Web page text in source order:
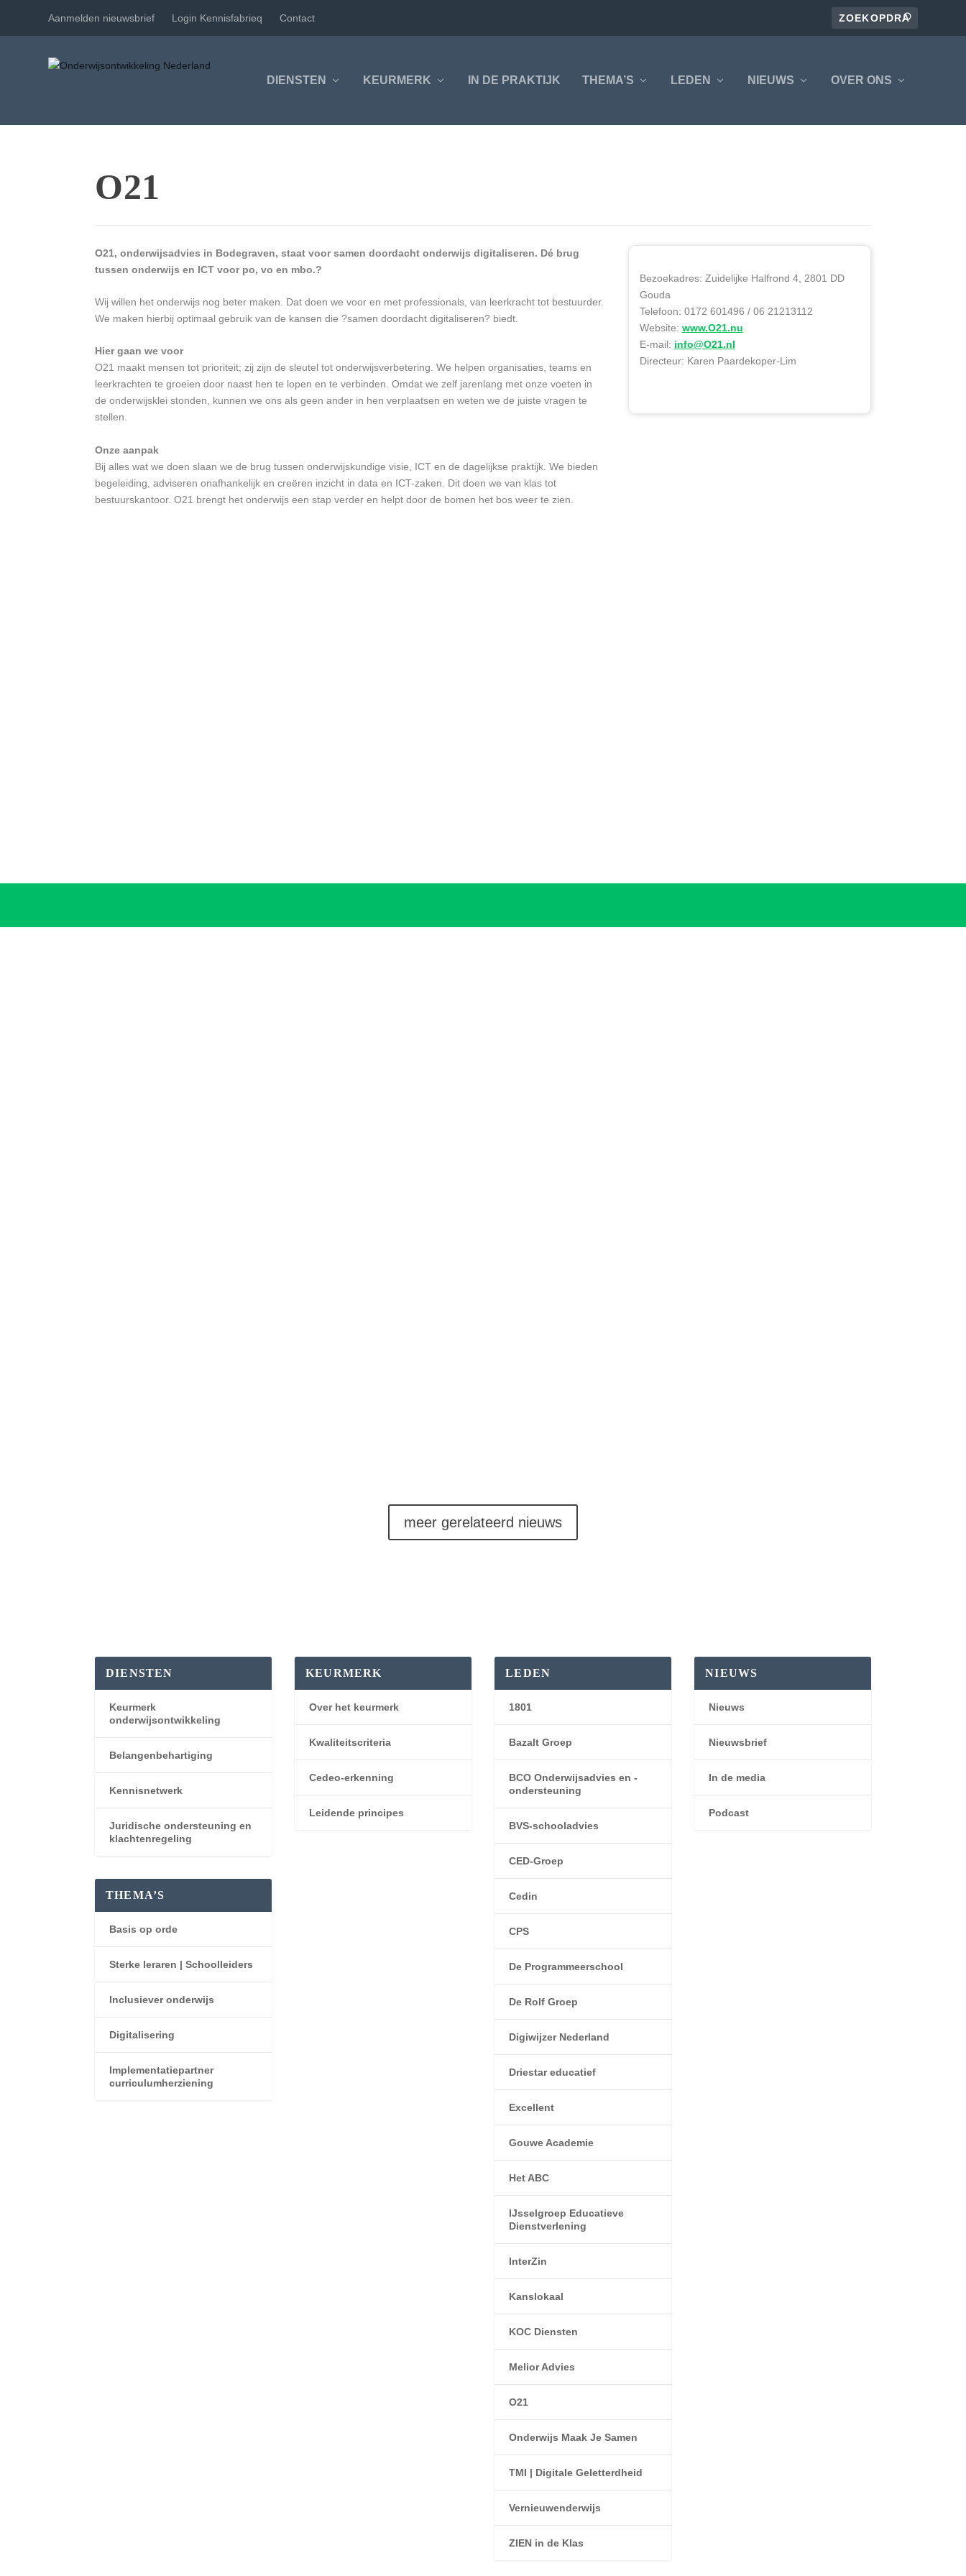
Aanmelden nieuwsbrief Login Kennisfabrieq Contact
DIENSTEN KEURMERK IN DE PRAKTIJK THEMA’S LEDEN NIEUWS OVER ONS
O21
O21, onderwijsadvies in Bodegraven, staat voor samen doordacht onderwijs digitaliseren. Dé brug
tussen onderwijs en ICT voor po, vo en mbo.?
Wij willen het onderwijs nog beter maken. Dat doen we voor en met professionals, van leerkracht tot bestuurder.
We maken hierbij optimaal gebruik van de kansen die ?samen doordacht digitaliseren? biedt.
Hier gaan we voor
O21 maakt mensen tot prioriteit; zij zijn de sleutel tot onderwijsverbetering. We helpen organisaties, teams en
leerkrachten te groeien door naast hen te lopen en te verbinden. Omdat we zelf jarenlang met onze voeten in
de onderwijsklei stonden, kunnen we ons als geen ander in hen verplaatsen en weten we de juiste vragen te
stellen.
Onze aanpak
Bij alles wat we doen slaan we de brug tussen onderwijskundige visie, ICT en de dagelijkse praktijk. We bieden
begeleiding, adviseren onafhankelijk en creëren inzicht in data en ICT-zaken. Dit doen we van klas tot
bestuurskantoor. O21 brengt het onderwijs een stap verder en helpt door de bomen het bos weer te zien.
Bezoekadres: Zuidelijke Halfrond 4, 2801 DD
Gouda
Telefoon: 0172 601496 / 06 21213112
Website: www.O21.nu
E-mail: info@O21.nl
Directeur: Karen Paardekoper-Lim
meer gerelateerd nieuws
DIENSTEN
Keurmerk
onderwijsontwikkeling
Belangenbehartiging
Kennisnetwerk
Juridische ondersteuning en
klachtenregeling
THEMA’S
Basis op orde
Sterke leraren | Schoolleiders
Inclusiever onderwijs
Digitalisering
Implementatiepartner
curriculumherziening
KEURMERK
Over het keurmerk
Kwaliteitscriteria
Cedeo-erkenning
Leidende principes
LEDEN
1801
Bazalt Groep
BCO Onderwijsadvies en -
ondersteuning
BVS-schooladvies
CED-Groep
Cedin
CPS
De Programmeerschool
De Rolf Groep
Digiwijzer Nederland
Driestar educatief
Excellent
Gouwe Academie
Het ABC
IJsselgroep Educatieve
Dienstverlening
InterZin
Kanslokaal
KOC Diensten
Melior Advies
O21
Onderwijs Maak Je Samen
TMI | Digitale Geletterdheid
Vernieuwenderwijs
ZIEN in de Klas
NIEUWS
Nieuws
Nieuwsbrief
In de media
Podcast